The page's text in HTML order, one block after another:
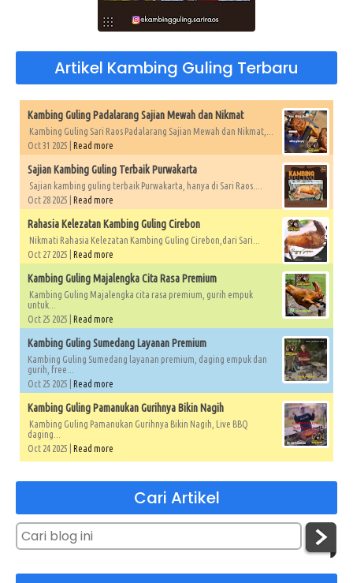
Artikel Kambing Guling Terbaru
Kambing Guling Padalarang Sajian Mewah dan Nikmat
Kambing Guling Sari Raos Padalarang Sajian Mewah dan Nikmat,...
Oct 31 2025 | Read more
Sajian Kambing Guling Terbaik Purwakarta
Sajian kambing guling terbaik Purwakarta, hanya di Sari Raos....
Oct 28 2025 | Read more
Rahasia Kelezatan Kambing Guling Cirebon
Nikmati Rahasia Kelezatan Kambing Guling Cirebon,dari Sari...
Oct 27 2025 | Read more
Kambing Guling Majalengka Cita Rasa Premium
Kambing Guling Majalengka cita rasa premium, gurih empuk
untuk...
Oct 25 2025 | Read more
Kambing Guling Sumedang Layanan Premium
Kambing Guling Sumedang layanan premium, daging empuk dan
gurih, free...
Oct 25 2025 | Read more
Kambing Guling Pamanukan Gurihnya Bikin Nagih
Kambing Guling Pamanukan Gurihnya Bikin Nagih, Live BBQ
daging...
Oct 24 2025 | Read more
Cari Artikel